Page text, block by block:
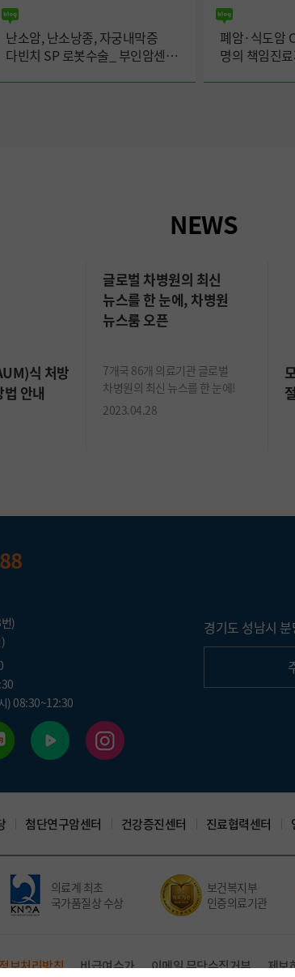
난소암, 난소낭종, 자궁내막증
다빈치 SP 로봇수술_ 부인암센터
폐암·식도암
명의 책임진
NEWS
식 처방
안내
글로벌 차병원의 최신
뉴스를 한 눈에, 차병원
뉴스룸 오픈
7개국 86개 의료기관 글로벌
차병원의 최신 뉴스를 한 눈에!
2023.04.28
)
) 08:30~12:30
경기도 성남시
첨단연구암센터 건강증진센터 진료협력센터
의료계 최초
국가품질상 수상
보건복지부
인증의료기관
보처리방침 비급여수가 이메일 무단수집거부 제보